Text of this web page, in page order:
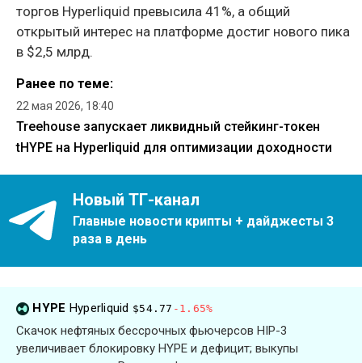
торгов Hyperliquid превысила 41%, а общий
открытый интерес на платформе достиг нового пика
в $2,5 млрд.
Ранее по теме:
22 мая 2026, 18:40
Treehouse запускает ликвидный стейкинг-токен
tHYPE на Hyperliquid для оптимизации доходности
Новый ТГ-канал
Главные новости крипты + дайджесты 3
раза в день
HYPE Hyperliquid $54.77 -1.65%
Скачок нефтяных бессрочных фьючерсов HIP-3
увеличивает блокировку HYPE и дефицит; выкупы